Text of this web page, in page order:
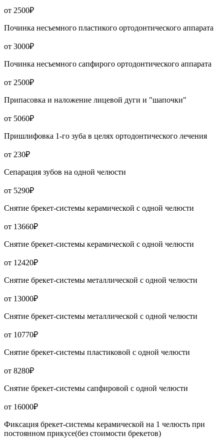
от 2500₽
Починка несъемного пластикого ортодонтического аппарата
от 3000₽
Починка несъемного сапфирого ортодонтического аппарата
от 2500₽
Припасовка и наложение лицевой дуги и "шапочки"
от 5060₽
Пришлифовка 1-го зуба в целях ортодонтического лечения
от 230₽
Сепарация зубов на одной челюсти
от 5290₽
Снятие брекет-системы керамической с одной челюсти
от 13660₽
Снятие брекет-системы керамической с одной челюсти
от 12420₽
Снятие брекет-системы металлической с одной челюсти
от 13000₽
Снятие брекет-системы металлической с одной челюсти
от 10770₽
Снятие брекет-системы пластиковой с одной челюсти
от 8280₽
Снятие брекет-системы сапфировой с одной челюсти
от 16000₽
Фиксация брекет-системы керамической на 1 челюсть при
постоянном прикусе(без стоимости брекетов)